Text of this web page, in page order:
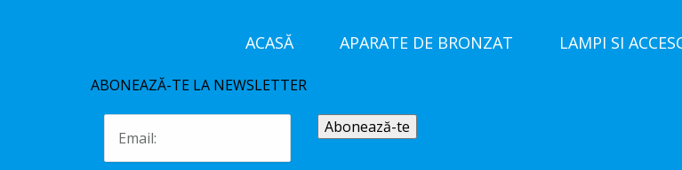
ACASĂ APARATE DE BRONZAT LAMPI SI
ABONEAZĂ-TE LA NEWSLETTER